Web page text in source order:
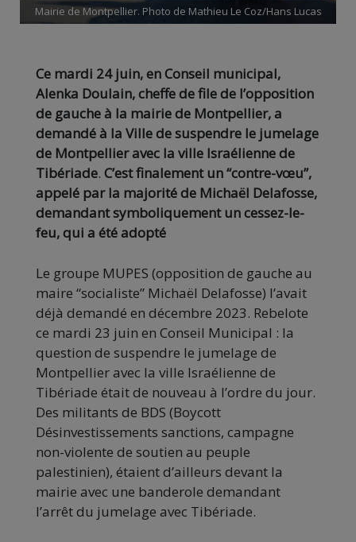
Mairie de Montpellier. Photo de Mathieu Le Coz/Hans Lucas
Ce mardi 24 juin, en Conseil municipal,
Alenka Doulain, cheffe de file de l’opposition
de gauche à la mairie de Montpellier, a
demandé à la Ville de suspendre le jumelage
de Montpellier avec la ville Israélienne de
Tibériade. C’est finalement un “contre-vœu”,
appelé par la majorité de Michaël Delafosse,
demandant symboliquement un cessez-le-
feu, qui a été adopté
Le groupe MUPES (opposition de gauche au
maire “socialiste” Michaël Delafosse) l’avait
déjà demandé en décembre 2023. Rebelote
ce mardi 23 juin en Conseil Municipal : la
question de suspendre le jumelage de
Montpellier avec la ville Israélienne de
Tibériade était de nouveau à l’ordre du jour.
Des militants de BDS (Boycott
Désinvestissements sanctions, campagne
non-violente de soutien au peuple
palestinien), étaient d’ailleurs devant la
mairie avec une banderole demandant
l’arrêt du jumelage avec Tibériade.